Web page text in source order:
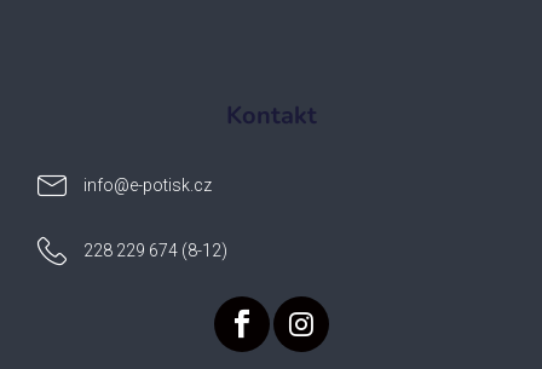
Kontakt
info@e-potisk.cz
228 229 674 (8-12)